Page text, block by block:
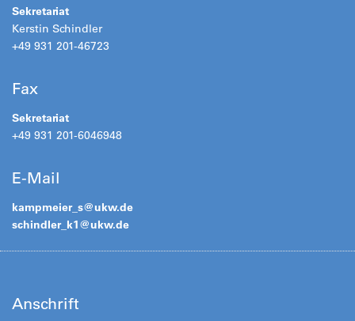
Sekretariat
Kerstin Schindler
+49 931 201-46723
Fax
Sekretariat
+49 931 201-6046948
E-Mail
kampmeier_s@ukw.de
schindler_k1@ukw.de
Anschrift